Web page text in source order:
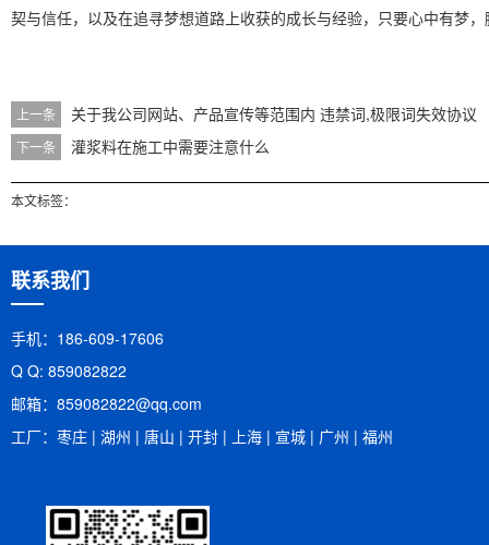
契与信任，以及在追寻梦想道路上收获的成长与经验，只要心中有梦
上一条 关于我公司网站、产品宣传等范围内 违禁词,极限词失效协议
下一条 灌浆料在施工中需要注意什么
本文标签：
联系我们
手机：186-609-17606
Q Q: 859082822
邮箱：​859082822@qq.com
工厂：枣庄 | 湖州 | 唐山 | 开封 | 上海 | 宣城 | 广州 | 福州